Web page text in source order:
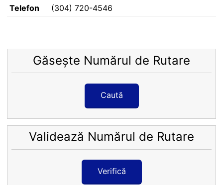
Telefon
(304) 720-4546
Găsește Numărul de Rutare
Caută
Validează Numărul de Rutare
Verifică